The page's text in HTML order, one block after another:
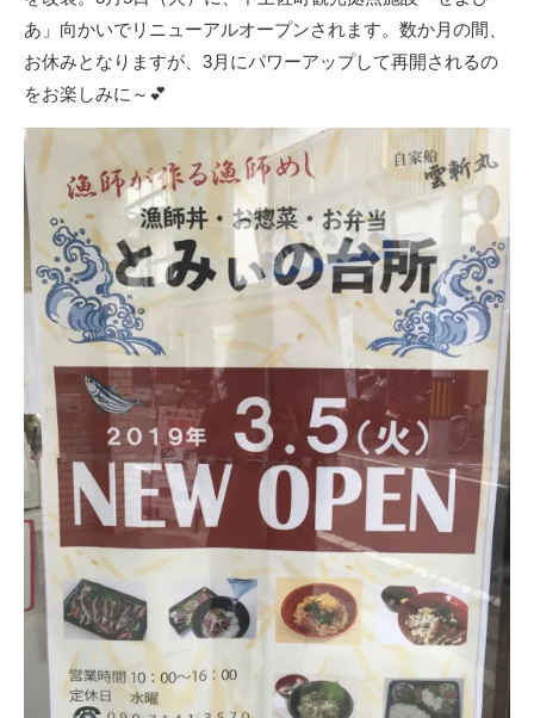
あ」向かいでリニューアルオープンされます。数か月の間、
お休みとなりますが、3月にパワーアップして再開されるの
をお楽しみに～💕